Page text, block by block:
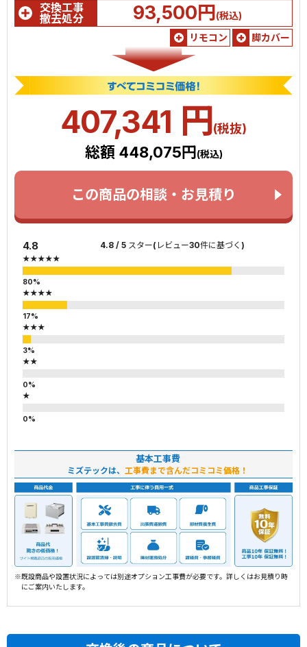
交換工事
撤去処分
93,500円(税込)
リモコン
脚カバー
407,341 円(税抜)
総額 448,075円 (税込)
この商品の相談・お見積り
4.8 4.8 / 5 スター(レビュー30件に基づく)
★★★★★
★★★★
★★★
★★
★
基本工事費
ミズテックは、 工事費まで含んだコミコミ価格！
※既設商品や設置状況によっては別途オプション工事費が必要です。詳しくはお見積り時
にご案内いたします。